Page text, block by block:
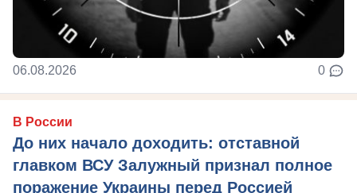
06.08.2026 0
В России
До них начало доходить: отставной
главком ВСУ Залужный признал полное
поражение Украины перед Россией